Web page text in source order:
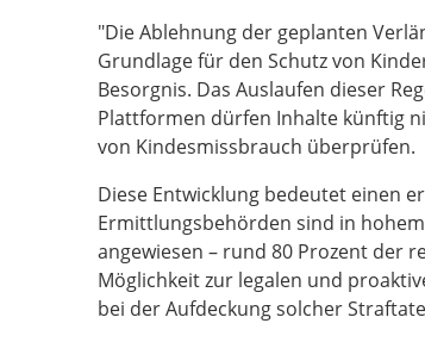
"Die Ablehnung der geplanten
Grundlage für den Schutz von
Besorgnis. Das Auslaufen dieser
Plattformen dürfen Inhalte künftig
von Kindesmissbrauch überprüfen.
Diese Entwicklung bedeutet einen
Ermittlungsbehörden sind in
angewiesen – rund 80 Prozent der
Möglichkeit zur legalen und
bei der Aufdeckung solcher